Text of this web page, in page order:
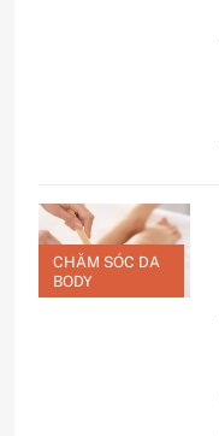
CHĂM SÓC DA
BODY